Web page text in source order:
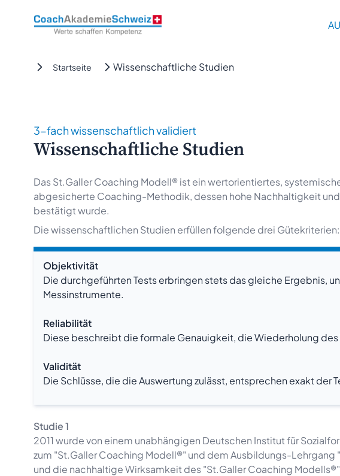
CoachAkademieSchweiz
Startseite Wissenschaftliche Studien
3-fach wissenschaftlich validiert
Wissenschaftliche Studien
Das St.Galler Coaching Modell® ist ein wertorientiertes,
abgesicherte Coaching-Methodik, dessen hohe Nachhaltigkeit
bestätigt wurde.
Die wissenschaftlichen Studien erfüllen folgende drei Gütekriterien:
Objektivität
Die durchgeführten Tests erbringen stets das gleiche Ergebnis,
Messinstrumente.
Reliabilität
Diese beschreibt die formale Genauigkeit, die Wiederholung
Validität
Die Schlüsse, die die Auswertung zulässt, entsprechen exakt
Studie 1
2011 wurde von einem unabhängigen Deutschen Institut für
zum "St.Galler Coaching Modell®" und dem Ausbildungs-
und die nachhaltige Wirksamkeit des "St.Galler Coaching